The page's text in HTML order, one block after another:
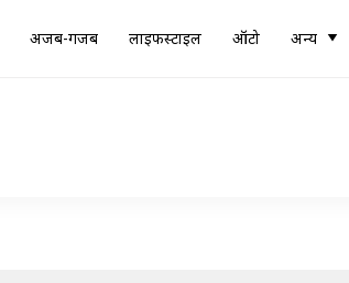
अजब-गजब लाइफस्टाइल ऑटो अन्य